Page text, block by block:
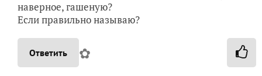
наверное, гашеную?
Если правильно называю?
Ответить ✿